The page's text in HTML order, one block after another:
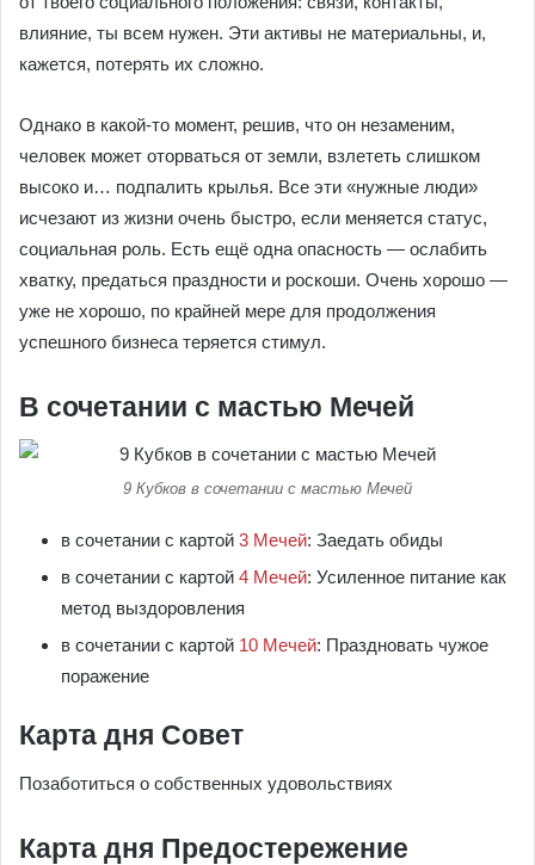
влияние, ты всем нужен. Эти активы не материальны, и,
кажется, потерять их сложно.
Однако в какой-то момент, решив, что он незаменим,
человек может оторваться от земли, взлететь слишком
высоко и… подпалить крылья. Все эти «нужные люди»
исчезают из жизни очень быстро, если меняется статус,
социальная роль. Есть ещё одна опасность — ослабить
хватку, предаться праздности и роскоши. Очень хорошо —
уже не хорошо, по крайней мере для продолжения
успешного бизнеса теряется стимул.
В сочетании с мастью Мечей
9 Кубков в сочетании с мастью Мечей
в сочетании с картой 3 Мечей: Заедать обиды
в сочетании с картой 4 Мечей: Усиленное питание как
метод выздоровления
в сочетании с картой 10 Мечей: Праздновать чужое
поражение
Карта дня Совет
Позаботиться о собственных удовольствиях
Карта дня Предостережение